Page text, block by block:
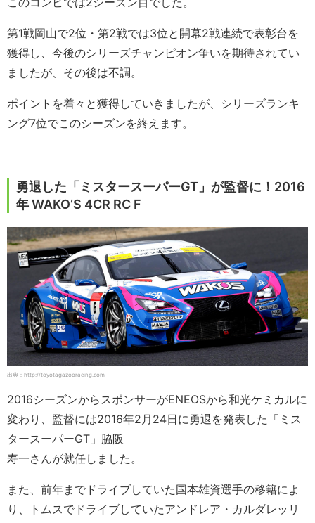
第1戦岡山で2位・第2戦では3位と開幕2戦連続で表彰台を
獲得し、今後のシリーズチャンピオン争いを期待されてい
ましたが、その後は不調。
ポイントを着々と獲得していきましたが、シリーズランキ
ング7位でこのシーズンを終えます。
勇退した「ミスタースーパーGT」が監督に！2016
年 WAKO’S 4CR RC F
出典：http://toyotagazooracing.com
2016シーズンからスポンサーがENEOSから和光ケミカルに
変わり、監督には2016年2月24日に勇退を発表した「ミス
タースーパーGT」脇阪
寿一さんが就任しました。
また、前年までドライブしていた国本雄資選手の移籍によ
り、トムスでドライブしていたアンドレア・カルダレッリ